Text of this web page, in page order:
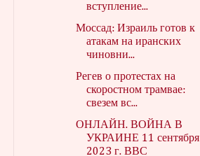
вступление...
Моссад: Израиль готов к
атакам на иранских
чиновни...
Регев о протестах на
скоростном трамвае:
свезем вс...
ОНЛАЙН. ВОЙНА В
УКРАИНЕ 11 сентября
2023 г. ВВС